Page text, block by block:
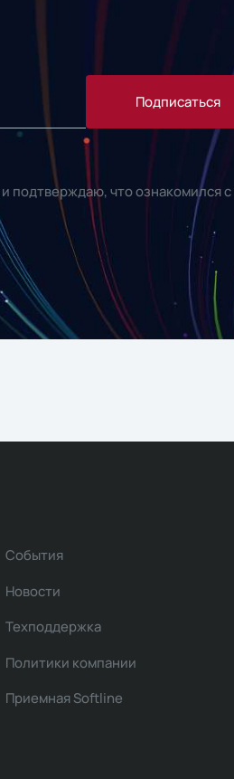
Подписаться
и подтверждаю, что ознакомился с
События
Новости
Техподдержка
Политики компании
Приемная Softline